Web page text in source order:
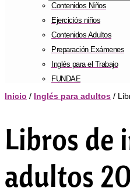
Contenidos Niños
Ejerciciós niños
Contenidos Adultos
Preparación Exámenes
Inglés para el Trabajo
FUNDAE
Inicio / Inglés para adultos /
Libros de
adultos